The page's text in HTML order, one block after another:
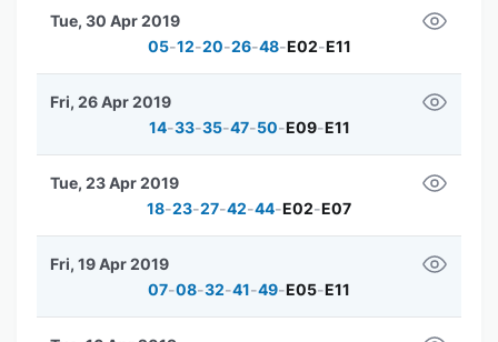
05-12-20-26-48-E02-E11
Tue, 30 Apr 2019
14-33-35-47-50-E09-E11
Fri, 26 Apr 2019
18-23-27-42-44-E02-E07
Tue, 23 Apr 2019
07-08-32-41-49-E05-E11
Fri, 19 Apr 2019